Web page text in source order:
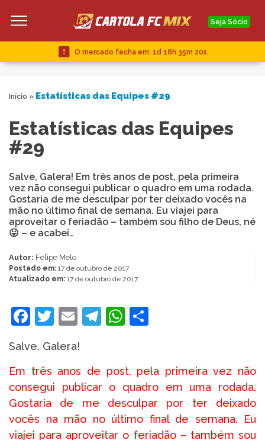
Seja Sócio
O mercado fecha em: 1d 18h 35m 20s
Início » Estatísticas das Equipes #29
Estatísticas das Equipes
#29
Salve, Galera! Em três anos de post, pela primeira
vez não consegui publicar o quadro em uma rodada.
Gostaria de me desculpar por ter deixado vocês na
mão no último final de semana. Eu viajei para
aproveitar o feriadão – também sou filho de Deus, né
😛 – e acabei…
Autor: Felipe Melo
Postado em: 17 de outubro de 2017
Atualizado em: 17 de outubro de 2017
Facebook
Twitter
EmailTelegram
WhatsApp
Salve, Galera!
Em três anos de post, pela primeira vez não
consegui publicar o quadro em uma rodada.
Gostaria de me desculpar por ter deixado
vocês na mão no último final de semana. Eu
viajei para aproveitar o feriadão – também sou